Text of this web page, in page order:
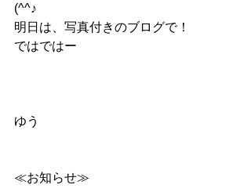
(^^♪
明日は、写真付きのブログで！
ではではー
ゆう
≪お知らせ≫